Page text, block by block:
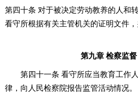
第四十条 对于被决定劳动教养的人和
看守所根据有关主管机关的证明文件，
第九章 检察监督
第四十一条 看守所应当教育工作人
律，向人民检察院报告监管活动情况。